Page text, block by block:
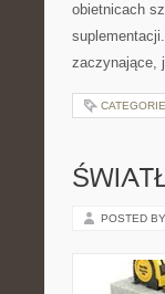
obietnicach
zaczynające,
POSTED